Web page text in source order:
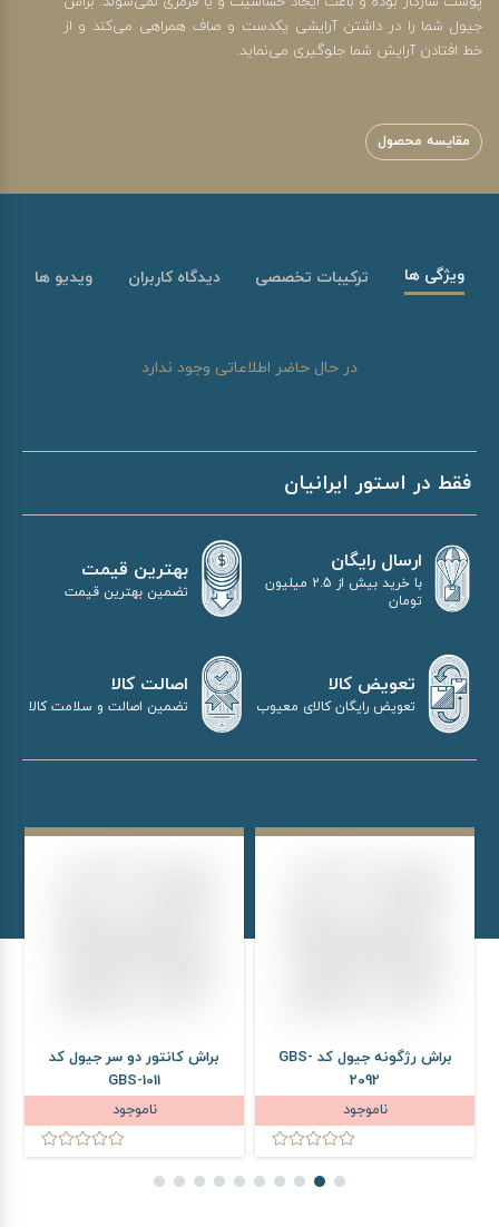
جیول شما را در داشتن آرایشی یکدست و صاف همراهی می‌کند و از
خط افتادن آرایش شما جلوگیری می‌نماید.
مقایسه محصول
ویژگی ها ترکیبات تخصصی دیدگاه کاربران ویدیو ها
در حال حاضر اطلاعاتی وجود ندارد
فقط در استور ایرانیان
ارسال رایگان
با خرید بیش از 2.5 میلیون
تومان
بهترین قیمت
تضمین بهترین قیمت
تعویض کالا
تعویض رایگان کالای معیوب
اصالت کالا
تضمین اصالت و سلامت کالا
براش رژگونه جیول کد GBS-
2092
ناموجود
براش کانتور دو سر جیول کد
GBS-1011
ناموجود